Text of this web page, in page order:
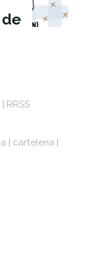
| RRSS
| cartelería|